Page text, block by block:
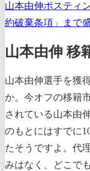
山本由伸ポスティ
約破棄条項」まで
山本由伸 移
山本由伸選手を獲
か。今オフの移籍
されている山本由
のもとにはすでに
たそうですよ。代
みはなく、どこで